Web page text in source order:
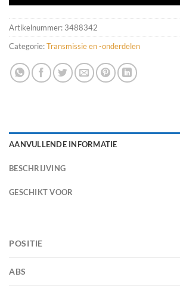
Artikelnummer: 3488342
Categorie:Transmissie en -onderdelen
AANVULLENDE INFORMATIE
BESCHRIJVING
GESCHIKT VOOR
POSITIE
ABS